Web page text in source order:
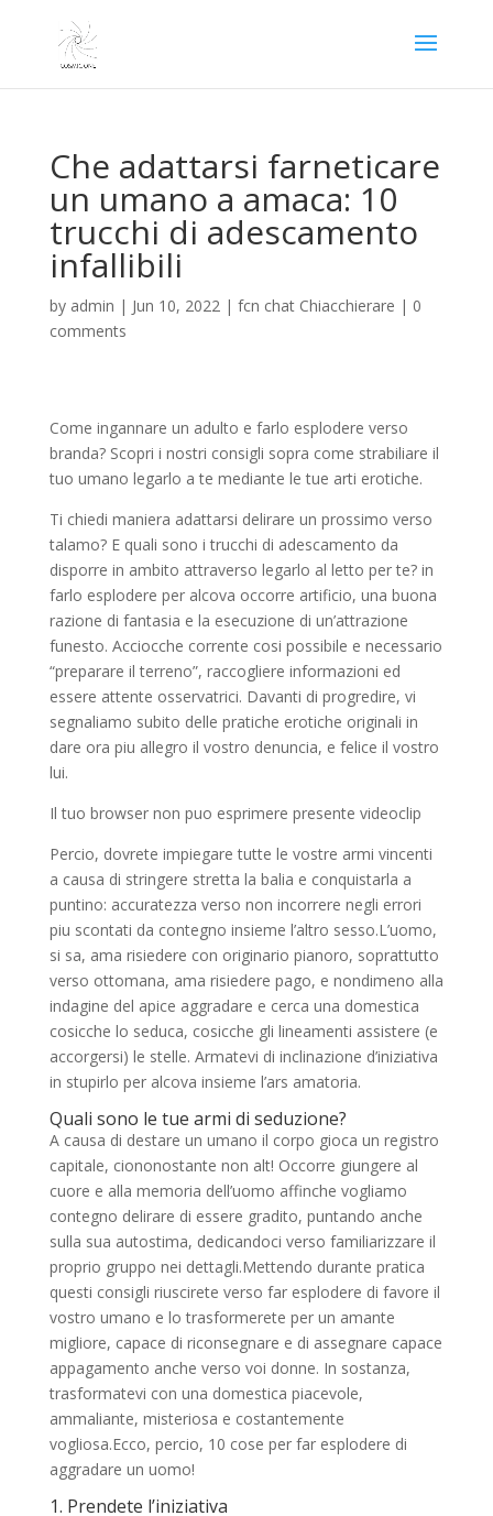
Che adattarsi farneticare
un umano a amaca: 10
trucchi di adescamento
infallibili
by admin | Jun 10, 2022| fcn chat Chiacchierare | 0
comments
Come ingannare un adulto e farlo esplodere verso
branda? Scopri i nostri consigli sopra come strabiliare il
tuo umano legarlo a te mediante le tue arti erotiche.
Ti chiedi maniera adattarsi delirare un prossimo verso
talamo? E quali sono i trucchi di adescamento da
disporre in ambito attraverso legarlo al letto per te? in
farlo esplodere per alcova occorre artificio, una buona
razione di fantasia e la esecuzione di un’attrazione
funesto. Acciocche corrente cosi possibile e necessario
“preparare il terreno”, raccogliere informazioni ed
essere attente osservatrici. Davanti di progredire, vi
segnaliamo subito delle pratiche erotiche originali in
dare ora piu allegro il vostro denuncia, e felice il vostro
lui.
Il tuo browser non puo esprimere presente videoclip
Percio, dovrete impiegare tutte le vostre armi vincenti
a causa di stringere stretta la balia e conquistarla a
puntino: accuratezza verso non incorrere negli errori
piu scontati da contegno insieme l’altro sesso.L’uomo,
si sa, ama risiedere con originario pianoro, soprattutto
verso ottomana, ama risiedere pago, e nondimeno alla
indagine del apice aggradare e cerca una domestica
cosicche lo seduca, cosicche gli lineamenti assistere (e
accorgersi) le stelle. Armatevi di inclinazione d’iniziativa
in stupirlo per alcova insieme l’ars amatoria.
Quali sono le tue armi di seduzione?
A causa di destare un umano il corpo gioca un registro
capitale, ciononostante non alt! Occorre giungere al
cuore e alla memoria dell’uomo affinche vogliamo
contegno delirare di essere gradito, puntando anche
sulla sua autostima, dedicandoci verso familiarizzare il
proprio gruppo nei dettagli.Mettendo durante pratica
questi consigli riuscirete verso far esplodere di favore il
vostro umano e lo trasformerete per un amante
migliore, capace di riconsegnare e di assegnare capace
appagamento anche verso voi donne. In sostanza,
trasformatevi con una domestica piacevole,
ammaliante, misteriosa e costantemente
vogliosa.Ecco, percio, 10 cose per far esplodere di
aggradare un uomo!
1. Prendete l’iniziativa